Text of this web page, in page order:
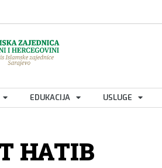
EDUKACIJA USLUGE
HATIB